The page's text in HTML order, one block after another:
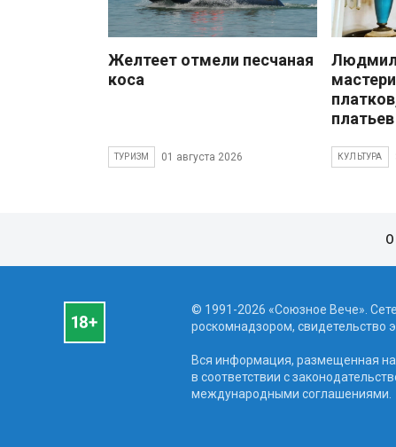
Желтеет отмели песчаная
коса
ТУРИЗМ 01 августа 2026
платьев
КУЛЬТУРА
© 1991-2026 «Союзное Вече».
роскомнадзором, свидетельство
Вся информация, размещенная на
в соответствии с
международными соглашениями.